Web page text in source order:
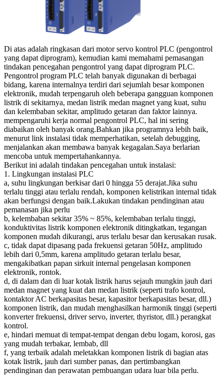
Di atas adalah ringkasan dari motor servo kontrol PLC (pengontrol
yang dapat diprogram), kemudian kami memahami pemasangan
tindakan pencegahan pengontrol yang dapat diprogram PLC.
Pengontrol program PLC telah banyak digunakan di berbagai
bidang, karena internalnya terdiri dari sejumlah besar komponen
elektronik, mudah terpengaruh oleh beberapa gangguan komponen
listrik di sekitarnya, medan listrik medan magnet yang kuat, suhu
dan kelembaban sekitar, amplitudo getaran dan faktor lainnya.
mempengaruhi kerja normal pengontrol PLC, hal ini sering
diabaikan oleh banyak orang.Bahkan jika programnya lebih baik,
menurut link instalasi tidak memperhatikan, setelah debugging,
menjalankan akan membawa banyak kegagalan.Saya berlarian
mencoba untuk mempertahankannya.
Berikut ini adalah tindakan pencegahan untuk instalasi:
1. Lingkungan instalasi PLC
a, suhu lingkungan berkisar dari 0 hingga 55 derajat.Jika suhu
terlalu tinggi atau terlalu rendah, komponen kelistrikan internal tidak
akan berfungsi dengan baik.Lakukan tindakan pendinginan atau
pemanasan jika perlu
b, kelembaban sekitar 35% ~ 85%, kelembaban terlalu tinggi,
konduktivitas listrik komponen elektronik ditingkatkan, tegangan
komponen mudah dikurangi, arus terlalu besar dan kerusakan rusak.
c, tidak dapat dipasang pada frekuensi getaran 50Hz, amplitudo
lebih dari 0,5mm, karena amplitudo getaran terlalu besar,
mengakibatkan papan sirkuit internal pengelasan komponen
elektronik, rontok.
d, di dalam dan di luar kotak listrik harus sejauh mungkin jauh dari
medan magnet yang kuat dan medan listrik (seperti trafo kontrol,
kontaktor AC berkapasitas besar, kapasitor berkapasitas besar, dll.)
komponen listrik, dan mudah menghasilkan harmonik tinggi (seperti
konverter frekuensi, driver servo, inverter, thyristor, dll.) perangkat
kontrol.
e, hindari memuat di tempat-tempat dengan debu logam, korosi, gas
yang mudah terbakar, lembab, dll
f, yang terbaik adalah meletakkan komponen listrik di bagian atas
kotak listrik, jauh dari sumber panas, dan pertimbangkan
pendinginan dan perawatan pembuangan udara luar bila perlu.